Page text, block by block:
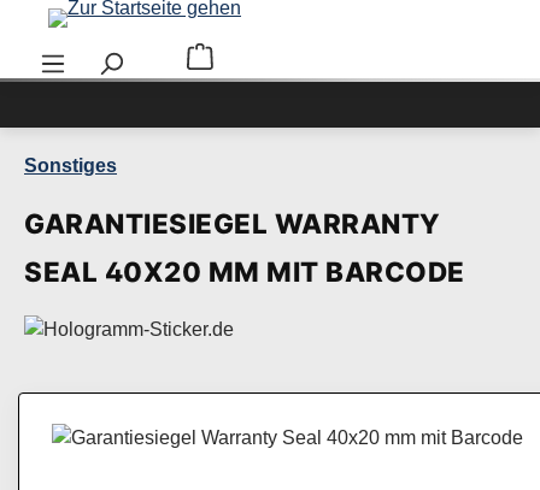
Zum Hauptinhalt springen
Warenkorb enthält 0 Positionen. Der
Sonstiges
GARANTIESIEGEL WARRANTY
SEAL 40X20 MM MIT BARCODE
Bildergalerie überspringen